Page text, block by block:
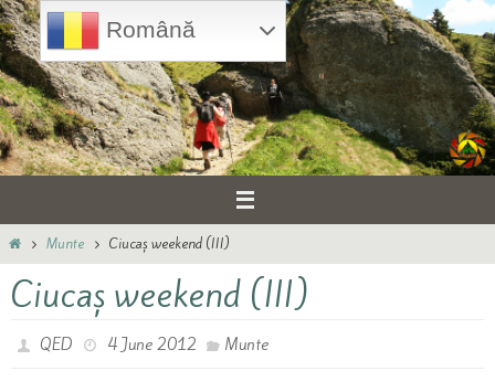
Skip
to
content
HomeMunte Ciucaș weekend (III)
Ciucaș weekend (III)
QED 4 June 2012 Munte
Română